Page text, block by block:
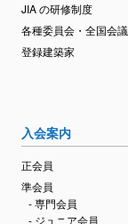
JIA の研修制度
各種委員会・全国会議
登録建築家
入会案内
正会員
準会員
- 専門会員
- ジュニア会員